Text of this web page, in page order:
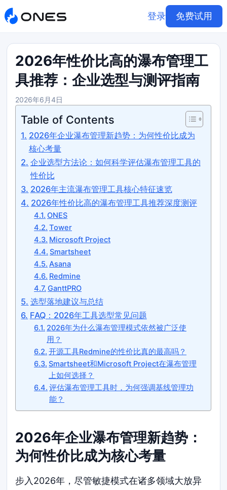
登录 免费试用
2026年性价比高的瀑布管理工
具推荐：企业选型与测评指南
2026年6月4日
Table of Contents
2026年企业瀑布管理新趋势：为何性价比成为
核心考量
企业选型方法论：如何科学评估瀑布管理工具的
性价比
2026年主流瀑布管理工具核心特征速览
2026年性价比高的瀑布管理工具推荐深度测评
ONES
Tower
Microsoft Project
Smartsheet
Asana
Redmine
GanttPRO
选型落地建议与总结
FAQ：2026年工具选型常见问题
2026年为什么瀑布管理模式依然被广泛使
用？
开源工具Redmine的性价比真的最高吗？
Smartsheet和Microsoft Project在瀑布管理
上如何选择？
评估瀑布管理工具时，为何强调基线管理功
能？
2026年企业瀑布管理新趋势：
为何性价比成为核心考量
步入2026年，尽管敏捷模式在诸多领域大放异